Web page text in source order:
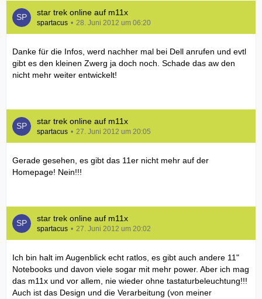
star trek online auf m11x
spartacus 28. Juni 2012 um 06:20
Danke für die Infos, werd nachher mal bei Dell anrufen und evtl
gibt es den kleinen Zwerg ja doch noch. Schade das aw den
nicht mehr weiter entwickelt!
star trek online auf m11x
spartacus 27. Juni 2012 um 20:05
Gerade gesehen, es gibt das 11er nicht mehr auf der
Homepage! Nein!!!
star trek online auf m11x
spartacus 27. Juni 2012 um 20:02
Ich bin halt im Augenblick echt ratlos, es gibt auch andere 11"
Notebooks und davon viele sogar mit mehr power. Aber ich mag
das m11x und vor allem, nie wieder ohne tastaturbeleuchtung!!!
Auch ist das Design und die Verarbeitung (von meiner